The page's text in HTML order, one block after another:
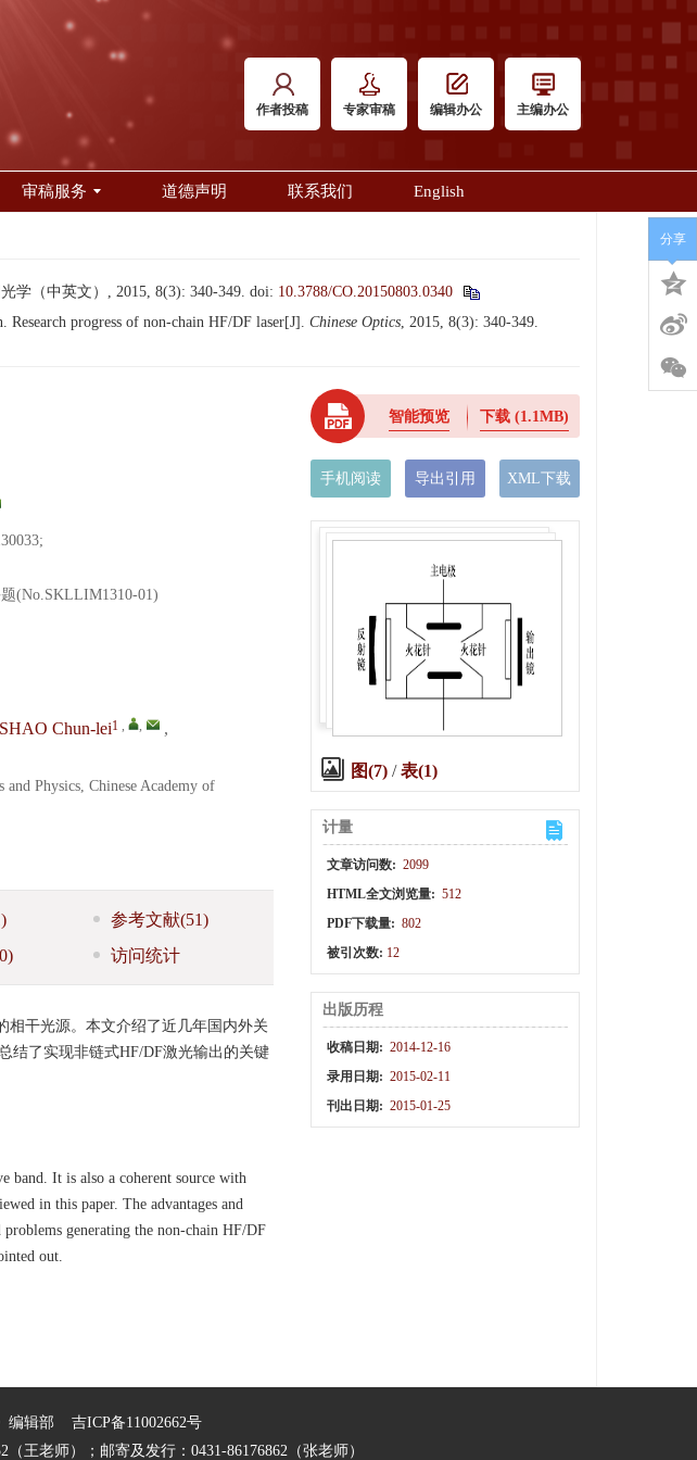
作者投稿 专家审稿 编辑办公 主编办公
审稿服务 道德声明 联系我们 English
学（中英文）, 2015, 8(3): 340-349. doi: 10.3788/CO.20150803.0340
progress of non-chain HF/DF laser[J]. Chinese Optics, 2015, 8(3): 340-349.
(No.SKLLIM1310-01)
SHAO Chun-lei1 , ,
,
Physics, Chinese Academy of
参考文献(51)
访问统计
相干光源。本文介绍了近几年国内外关
结了实现非链式HF/DF激光输出的关键
band. It is also a coherent source with
in this paper. The advantages and
generating the non-chain HF/DF
out.
智能预览 下载 (1.1MB)
手机阅读 导出引用 XML下载
图(7)/表(1)
计量
文章访问数: 2099
HTML全文浏览量: 512
PDF下载量: 802
被引次数: 12
出版历程
收稿日期: 2014-12-16
录用日期: 2015-02-11
刊出日期: 2015-01-25
分享
编辑部 吉ICP备11002662号
王老师）；邮寄及发行：0431-86176862（张老师）